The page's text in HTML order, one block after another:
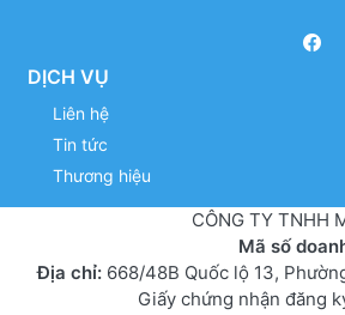
DỊCH VỤ
Liên hệ
Tin tức
Thương hiệu
CÔNG TY TNHH
Mã số
Địa chỉ:668/48B Quốc lộ 13,
Giấy chứng nhận đăng